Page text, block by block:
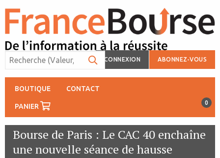
CONNEXION ABONNEZ-VOUS
BOUTIQUE CONTACT
PANIER 0
Bourse de Paris : Le CAC 40 enchaîne
une nouvelle séance de hausse